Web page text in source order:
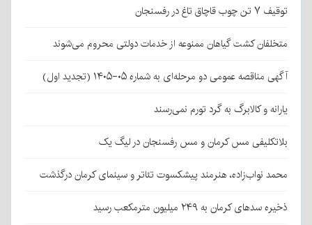
توقیف ۷ تن چوب قاچاق تاغ در رفسنجان
متخلفان کشت گیاهان ممنوعه از خدمات دولتی محروم می‌شوند
آگهی مناقصه عمومی دو مرحله‌ای به شماره ۰۵-۱۴۰۵ (تجدید اول)
یارانه و کالابرگ به گرد تورم نمی‌رسند
بلاتکلیفی مس کرمان و مس رفسنجان در لیگ یک
محمد نواب‌زاده، هنرمند پیشکسوت تئاتر و سینمای کرمان درگذشت
ذخیره سدهای کرمان به ۲۴۹ میلیون مترمکعب رسید